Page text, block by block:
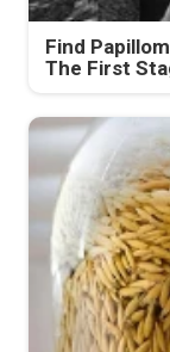
Find
The First